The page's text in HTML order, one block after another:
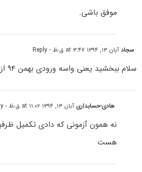
موفق باشی.
سجادآبان ۱۳, ۱۳۹۴ at ۳:۴۷ ق٫ظ - Reply
سلام ببخشید یعنی واسه ورودی بهمن ۹۴ ازمون جدید برگزار میکنن
هادی-حسابداری آبان ۱۳, ۱۳۹۴ at ۱۱:۰۲ ق٫ظ - Reply
نه همون آزمونی که دادی تکمیل
هست